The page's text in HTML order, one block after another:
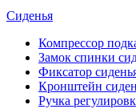
Сиденья
Компрессор
Замок спинки
Фиксатор
Кронштейн
Ручка